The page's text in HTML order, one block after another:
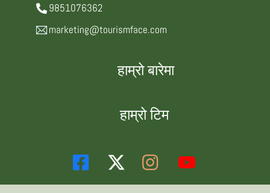
9851076362
marketing@tourismface.com
हाम्रो बारेमा
हाम्रो टिम